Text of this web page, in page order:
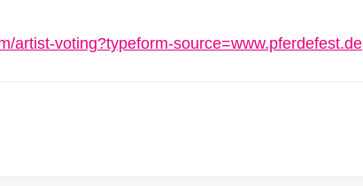
artist-voting?typeform-source=www.pferdefest.de